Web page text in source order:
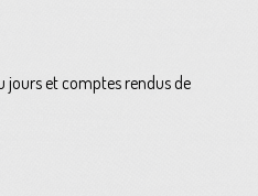
jours et comptes rendus de